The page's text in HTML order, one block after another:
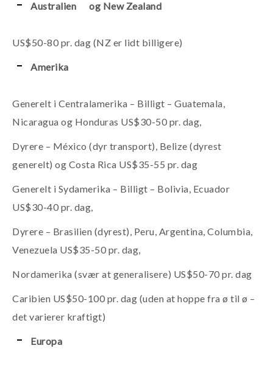
Australien og New Zealand
US$50-80 pr. dag (NZ er lidt billigere)
Amerika
Generelt i Centralamerika – Billigt – Guatemala,
Nicaragua og Honduras US$30-50 pr. dag,
Dyrere – México (dyr transport), Belize (dyrest
generelt) og Costa Rica US$35-55 pr. dag
Generelt i Sydamerika – Billigt – Bolivia, Ecuador
US$30-40 pr. dag,
Dyrere – Brasilien (dyrest), Peru, Argentina, Columbia,
Venezuela US$35-50 pr. dag,
Nordamerika (svær at generalisere) US$50-70 pr. dag
Caribien US$50-100 pr. dag (uden at hoppe fra ø til ø –
det varierer kraftigt)
Europa